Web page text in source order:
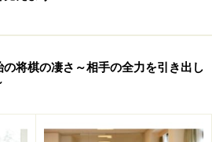
始まった戦いは、桜が日本を染
プロ棋士の2勝2敗という成績。
の将棋の凄さ～相手の全力を引き出し